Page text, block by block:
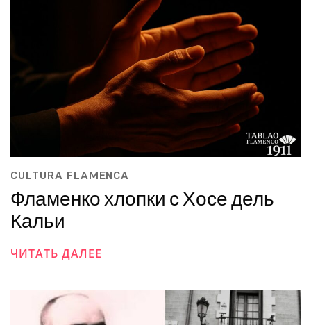
CULTURA FLAMENCA
Фламенко хлопки с Хосе дель
Кальи
ЧИТАТЬ ДАЛЕЕ